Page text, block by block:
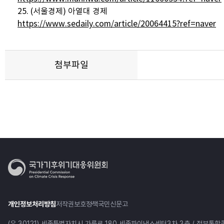
25. (서울경제) 아열대 경제
https://www.sedaily.com/article/20064415?ref=naver
첨부파일
개인정보처리방침저작권보호정책국민신문고